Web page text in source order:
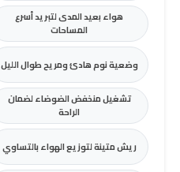
هواء بعيد المدى لتبريد أسرع
المساحات
وضعية نوم هادئ ومريح طوال الليل
تشغيل منخفض الضوضاء لضمان
الراحة
ريش متينة لتوزيع الهواء بالتساوي